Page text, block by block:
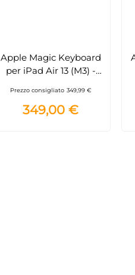
Apple Magic Keyboard
per iPad Air 13 (M3) -
Prezzo consigliato 349,99 €
349,00 €